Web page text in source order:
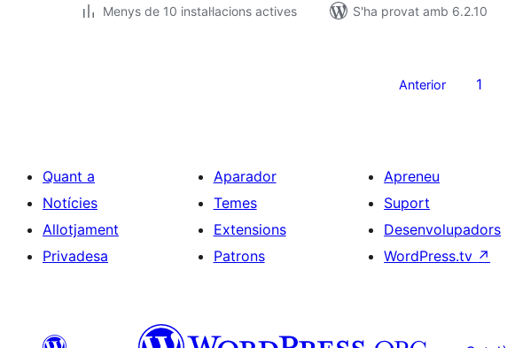
Menys de 10 instal·lacions actives
S'ha provat amb 6.2.10
Anterior 1
Quant a
Notícies
Allotjament
Privadesa
Aparador
Temes
Extensions
Patrons
Apreneu
Suport
Desenvolupadors
WordPress.tv ↗